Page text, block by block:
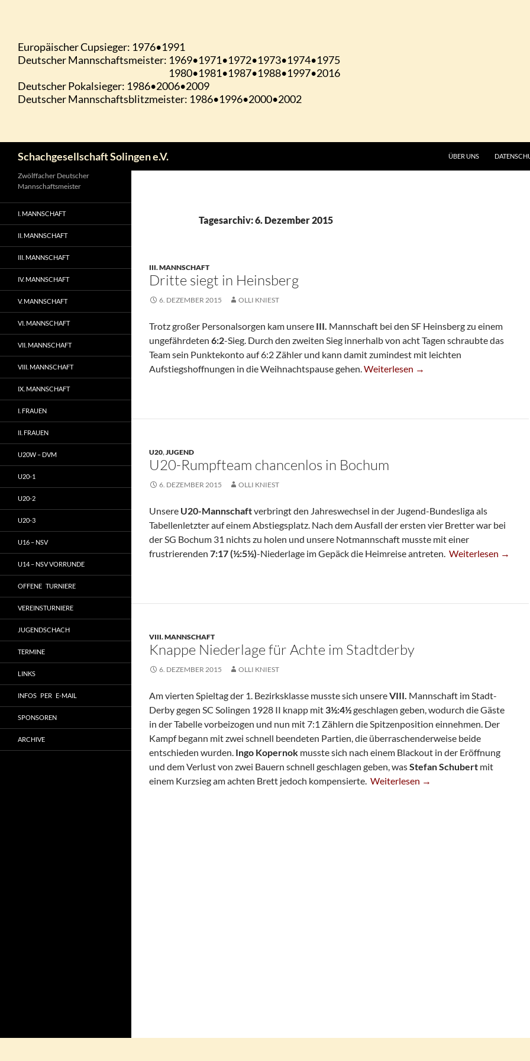
Schachgesellschaft Solingen e.V. ÜBER UNS
Tagesarchiv: 6. Dezember 2015
III. MANNSCHAFT
Dritte siegt in Heinsberg
6. DEZEMBER 2015 OLLI KNIEST
Trotz großer Personalsorgen kam unsere III. Mannschaft bei den SF Heinsberg zu einem
ungefährdeten 6:2-Sieg. Durch den zweiten Sieg innerhalb von acht Tagen schraubte das
Team sein Punktekonto auf 6:2 Zähler und kann damit zumindest mit leichten
Aufstiegshoffnungen in die Weihnachtspause gehen.Dritte Siegt In Heinsberg
Weiterlesen →
U20,JUGEND
U20-Rumpfteam chancenlos in Bochum
6. DEZEMBER 2015 OLLI KNIEST
Unsere U20-Mannschaftverbringt den Jahreswechsel in der Jugend-Bundesliga als
Tabellenletzter auf einem Abstiegsplatz. Nach dem Ausfall der ersten vier Bretter war bei
der SG Bochum 31 nichts zu holen und unsere Notmannschaft musste mit einer
frustrierenden 7:17 (½:5½)-Niederlage im Gepäck die Heimreise antreten. U20-Rumpfteam
Weiterlesen →
VIII. MANNSCHAFT
Knappe Niederlage für Achte im Stadtderby
6. DEZEMBER 2015 OLLI KNIEST
Am vierten Spieltag der 1. Bezirksklasse musste sich unsereVIII. Mannschaft im Stadt-
Derby gegen SC Solingen 1928 II knapp mit 3½:4½geschlagen geben, wodurch die Gäste
in der Tabelle vorbeizogen und nun mit 7:1 Zählern die Spitzenposition einnehmen. Der
Kampf begann mit zwei schnell beendeten Partien, die überraschenderweise beide
entschieden wurden. Ingo Kopernok musste sich nach einem Blackout in der Eröffnung
und dem Verlust von zwei Bauern schnell geschlagen geben, wasStefan Schubert mit
einem Kurzsieg am achten Brett jedoch kompensierte. Knappe Niederlage Für Achte Im
Weiterlesen →
Zwölffacher Deutscher
Mannschaftsmeister
I. MANNSCHAFT
II. MANNSCHAFT
III. MANNSCHAFT
IV. MANNSCHAFT
V. MANNSCHAFT
VI. MANNSCHAFT
VII. MANNSCHAFT
VIII. MANNSCHAFT
IX. MANNSCHAFT
I. FRAUEN
II. FRAUEN
U20W – DVM
U20-1
U20-2
U20-3
U16 – NSV
U14 – NSV VORRUNDE
OFFENE TURNIERE
VEREINSTURNIERE
JUGENDSCHACH
TERMINE
LINKS
INFOS PER E-MAIL
SPONSOREN
ARCHIVE